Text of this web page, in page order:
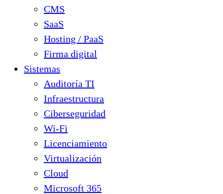
CMS
SaaS
Hosting / PaaS
Firma digital
Sistemas
Auditoría TI
Infraestructura
Ciberseguridad
Wi-Fi
Licenciamiento
Virtualización
Cloud
Microsoft 365